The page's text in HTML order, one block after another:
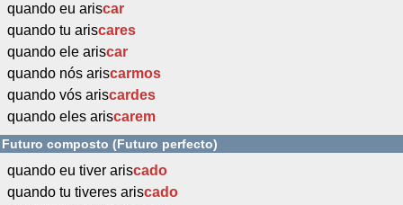
quando eu ariscar
quando tu ariscares
quando ele ariscar
quando nós ariscarmos
quando vós ariscardes
quando eles ariscarem
Futuro composto (Futuro perfecto)
quando eu tiver ariscado
quando tu tiveres ariscado